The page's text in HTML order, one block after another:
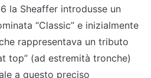
la Sheaffer introdusse un
“Classic” e inizialmente
rappresentava un tributo
top” (ad estremità tronche)
a questo preciso